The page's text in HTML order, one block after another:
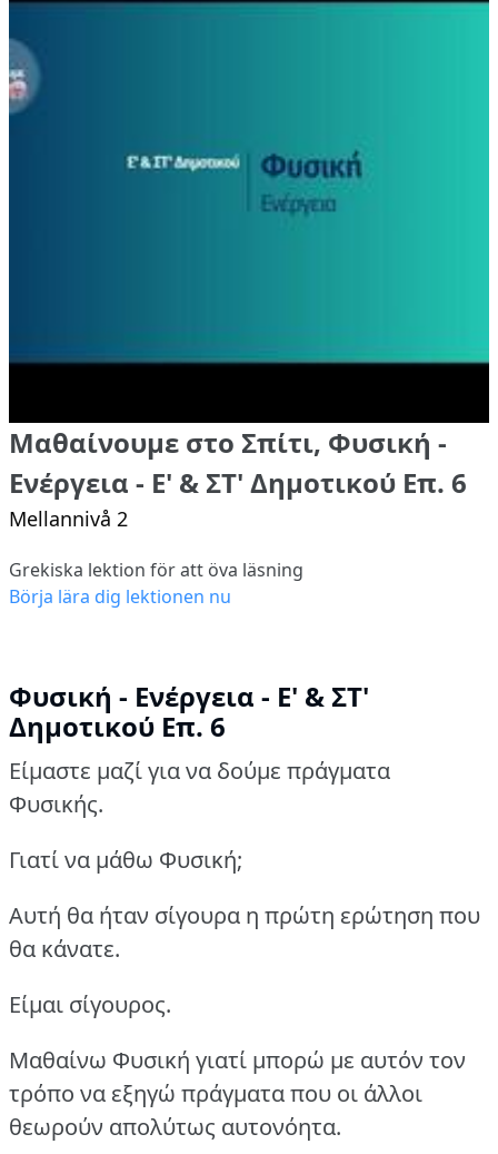
Μαθαίνουμε στο Σπίτι, Φυσική -
Ενέργεια - Ε' & ΣΤ' Δημοτικού Επ. 6
Mellannivå 2
Grekiska lektion för att öva läsning
Börja lära dig lektionen nu
Φυσική - Ενέργεια - Ε' & ΣΤ'
Δημοτικού Επ. 6
Είμαστε μαζί για να δούμε πράγματα
Φυσικής.
Γιατί να μάθω Φυσική;
Αυτή θα ήταν σίγουρα η πρώτη ερώτηση που
θα κάνατε.
Είμαι σίγουρος.
Μαθαίνω Φυσική γιατί μπορώ με αυτόν τον
τρόπο να εξηγώ πράγματα που οι άλλοι
θεωρούν απολύτως αυτονόητα.